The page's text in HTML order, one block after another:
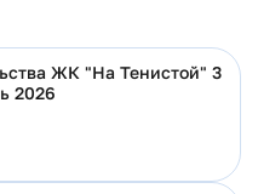
ЖК "На Тенистой" 3
2026